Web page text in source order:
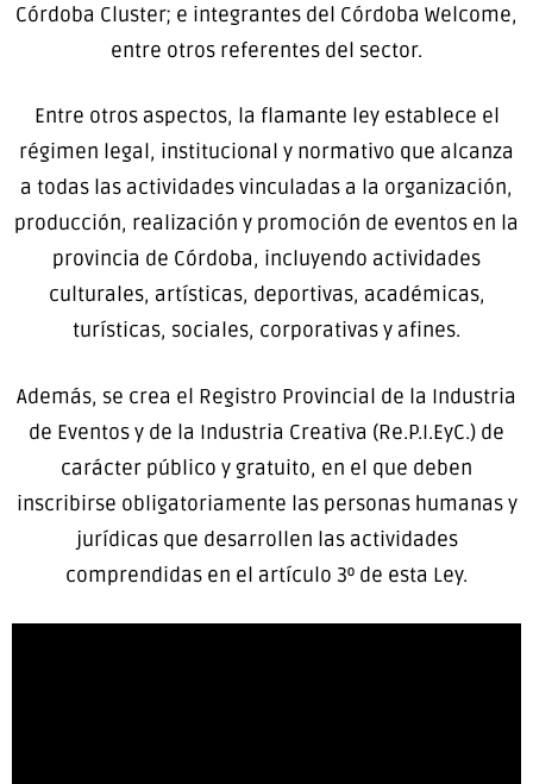
Córdoba Cluster; e integrantes del Córdoba Welcome,
entre otros referentes del sector.
Entre otros aspectos, la flamante ley establece el
régimen legal, institucional y normativo que alcanza
a todas las actividades vinculadas a la organización,
producción, realización y promoción de eventos en la
provincia de Córdoba, incluyendo actividades
culturales, artísticas, deportivas, académicas,
turísticas, sociales, corporativas y afines.
Además, se crea el Registro Provincial de la Industria
de Eventos y de la Industria Creativa (Re.P.I.EyC.) de
carácter público y gratuito, en el que deben
inscribirse obligatoriamente las personas humanas y
jurídicas que desarrollen las actividades
comprendidas en el artículo 3º de esta Ley.